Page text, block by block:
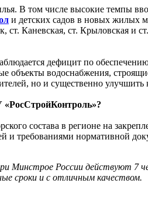
В том числе высокие темпы
и детских садов в новых жилых
Каневская, ст. Крыловская и
дефицит по
водоснабжения,
но и существенно улучшить
«РосСтройКонтроль»?
состава в регионе на
и требованиями нормативной
России действуют 7
сроки и с отличным качеством.